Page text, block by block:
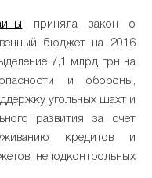
приняла закон о
бюджет на 2016
7,1 млрд грн на
и обороны,
угольных шахт и
развития за счет
кредитов и
неподконтрольных